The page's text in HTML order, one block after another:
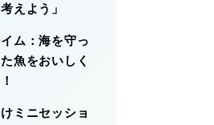
えよう」
ム：海を守っ
魚をおいしく
ミニセッショ